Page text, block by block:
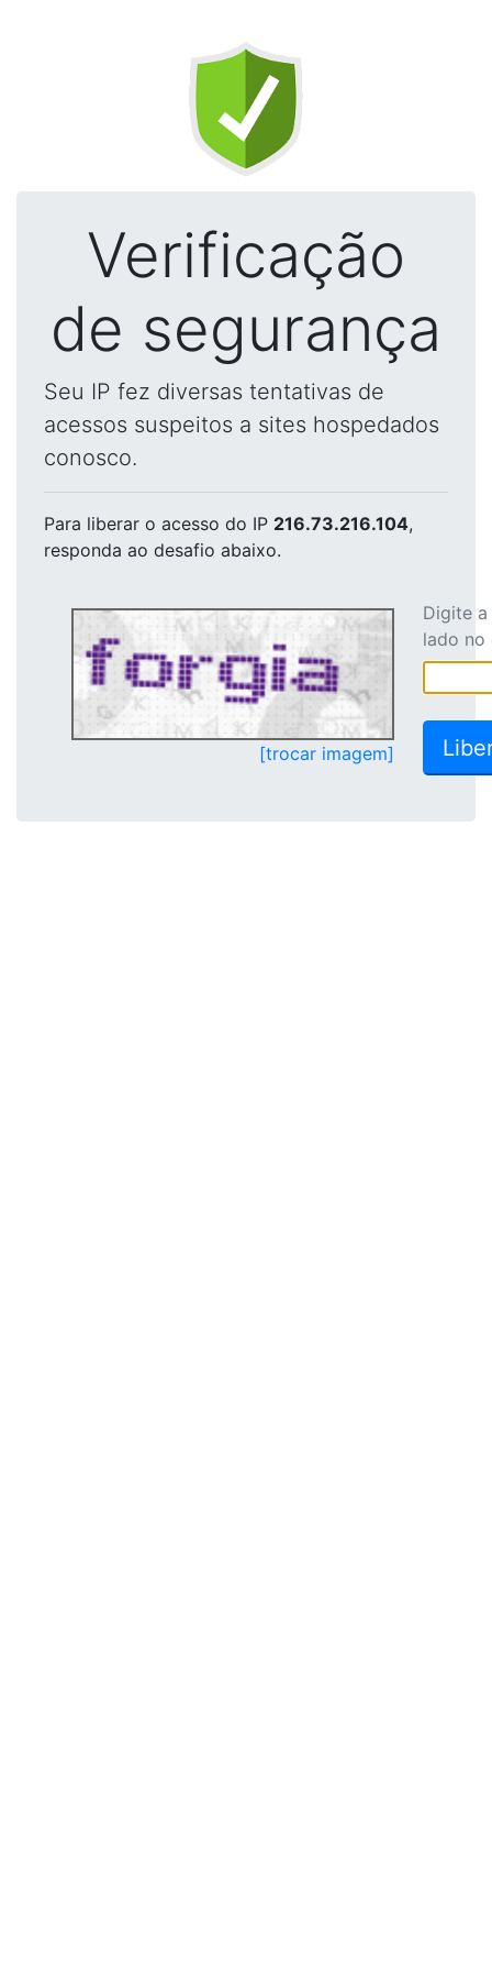
Verificação
de segurança
Seu IP fez diversas tentativas de
acessos suspeitos a sites hospedados
conosco.
Para liberar o acesso do IP 216.73.216.104,
responda ao desafio abaixo.
[trocar imagem]
Digite
lado no